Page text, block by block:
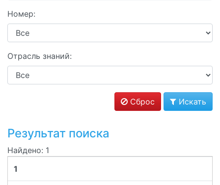
Номер:
Отрасль знаний:
Сброс Искать
Результат поиска
Найдено: 1
1